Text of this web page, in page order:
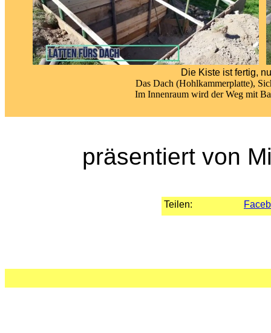
Die Kiste ist fertig,
Das Dach (Hohlkammerplatte),
Im Innenraum wird der Weg mit
präsentiert von
Teilen: